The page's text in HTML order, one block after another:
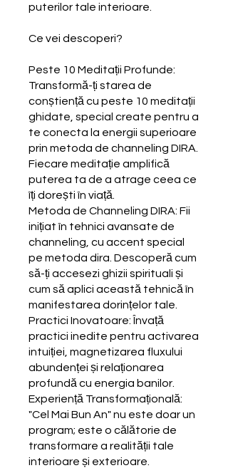
puterilor tale interioare.
Ce vei descoperi?
Peste 10 Meditații Profunde:
Transformă-ți starea de
conștiență cu peste 10 meditații
ghidate, special create pentru a
te conecta la energii superioare
prin metoda de channeling DIRA.
Fiecare meditație amplifică
puterea ta de a atrage ceea ce
îți dorești în viață.
Metoda de Channeling DIRA: Fii
inițiat în tehnici avansate de
channeling, cu accent special
pe metoda dira. Descoperă cum
să-ți accesezi ghizii spirituali și
cum să aplici această tehnică în
manifestarea dorințelor tale.
Practici Inovatoare: Învață
practici inedite pentru activarea
intuiției, magnetizarea fluxului
abundenței și relaționarea
profundă cu energia banilor.
Experiență Transformațională:
"Cel Mai Bun An" nu este doar un
program; este o călătorie de
transformare a realității tale
interioare și exterioare.